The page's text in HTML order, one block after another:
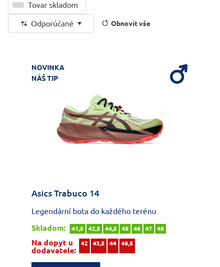
Tovar skladom
Odporúčané Obnovit vše
NOVINKA
NÁŠ TIP
Asics Trabuco 14
Legendární bota do každého terénu
Skladom:
41,5 42,5 44,5 45 46 47 48
Na dopyt u
dodavatele:
42 43,5 44 46,5